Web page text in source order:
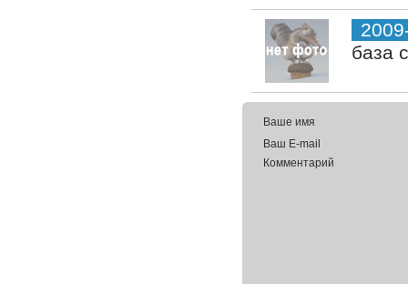
база
Ваше имя
Ваш E-mail
Комментарий